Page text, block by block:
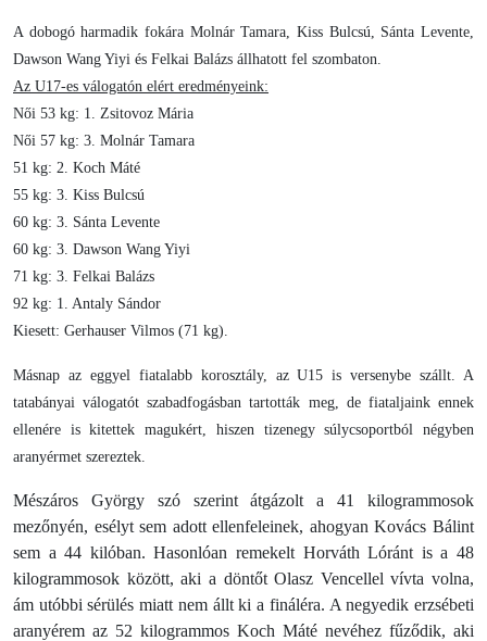
A dobogó harmadik fokára Molnár Tamara, Kiss Bulcsú, Sánta Levente,
Dawson Wang Yiyi és Felkai Balázs állhatott fel szombaton.
Az U17-es válogatón elért eredményeink:
Női 53 kg: 1. Zsitovoz Mária
Női 57 kg: 3. Molnár Tamara
51 kg: 2. Koch Máté
55 kg: 3. Kiss Bulcsú
60 kg: 3. Sánta Levente
60 kg: 3. Dawson Wang Yiyi
71 kg: 3. Felkai Balázs
92 kg: 1. Antaly Sándor
Kiesett: Gerhauser Vilmos (71 kg).
Másnap az eggyel fiatalabb korosztály, az U15 is versenybe szállt. A
tatabányai válogatót szabadfogásban tartották meg, de fiataljaink ennek
ellenére is kitettek magukért, hiszen tizenegy súlycsoportból négyben
aranyérmet szereztek.
Mészáros György szó szerint átgázolt a 41 kilogrammosok
mezőnyén, esélyt sem adott ellenfeleinek, ahogyan Kovács Bálint
sem a 44 kilóban. Hasonlóan remekelt Horváth Lóránt is a 48
kilogrammosok között, aki a döntőt Olasz Vencellel vívta volna,
ám utóbbi sérülés miatt nem állt ki a fináléra. A negyedik erzsébeti
aranyérem az 52 kilogrammos Koch Máté nevéhez fűződik, aki